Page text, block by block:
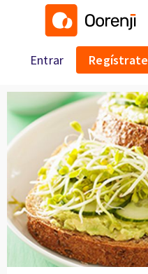
Entrar Regístrate